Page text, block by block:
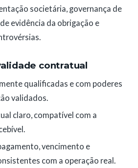
societária, governança de
evidência da obrigação e
contratual
qualificadas e com poderes
validados.
claro, compatível com a
vencimento e
com a operação real.